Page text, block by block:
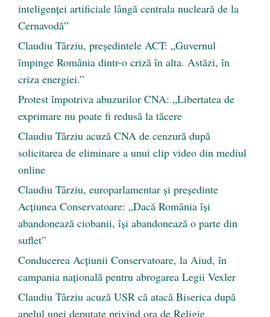
inteligenței artificiale lângă centrala nucleară de la
Cernavodă”
Claudiu Târziu, președintele ACT: „Guvernul
împinge România dintr-o criză în alta. Astăzi, în
criza energiei.”
Protest împotriva abuzurilor CNA: „Libertatea de
exprimare nu poate fi redusă la tăcere
Claudiu Târziu acuză CNA de cenzură după
solicitarea de eliminare a unui clip video din mediul
online
Claudiu Târziu, europarlamentar și președinte
Acțiunea Conservatoare: „Dacă România își
abandonează ciobanii, își abandonează o parte din
suflet”
Conducerea Acțiunii Conservatoare, la Aiud, în
campania națională pentru abrogarea Legii Vexler
Claudiu Târziu acuză USR că atacă Biserica după
apelul unei deputate privind ora de Religie